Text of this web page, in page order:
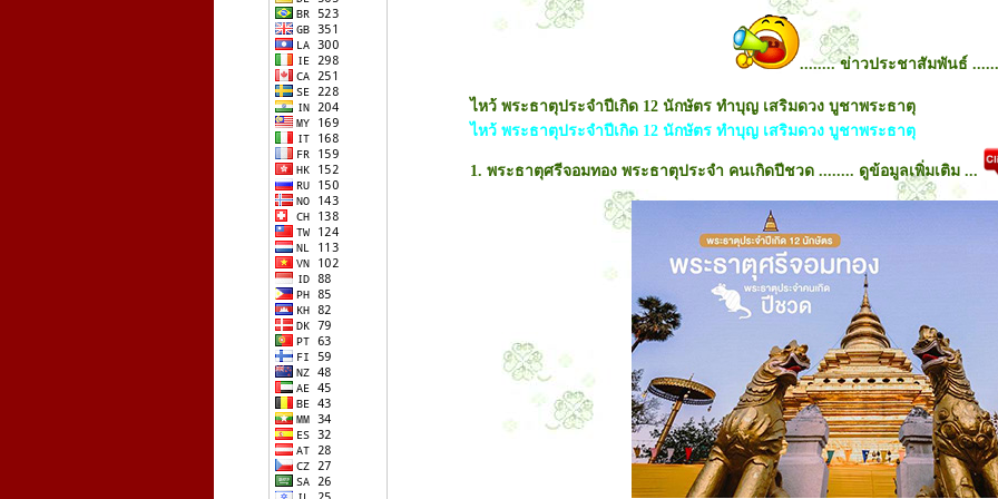
........ ข่าวประชาสัมพันธ์
ไหว้ พระธาตุประจำปีเกิด 12 นักษัตร ทำบุญ เสริมดวง บูชาพระธาตุ
ไหว้ พระธาตุประจำปีเกิด 12 นักษัตร ทำบุญ เสริมดวง บูชาพระธาตุ
1. พระธาตุศรีจอมทอง พระธาตุประจำ คนเกิดปีชวด ........ ดูข้อมูลเพิ่มเติม ...